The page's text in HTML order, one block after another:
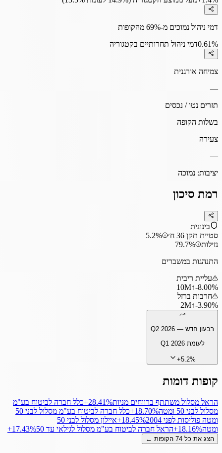
דמי ניהול נמוכים מ-69% מהקופות
0.61%דמי ניהול תחרותיים בקטגוריה
צמיחה אורגנית
—
תזרים נטו / נכסים
בשלות הקופה
צעירה
—
יציבות: נמוכה
רמת סיכון
בינונית
סטיית תקן 36 ח׳
5.2%
נזילות
79.7%
התנהגות במשברים
עליית ריבית
‎-8.00%
↑
10M
חרבות ברזל
‎-3.90%
↑
2M
רבעון חדש — Q2 2026
לעומתQ1 2026
+5.2%
קופות דומות
הראל מסלול משתתף ברווחים מניות‎+28.41%כלל חברה לביטוח בע"מ
מסלול לבני 50 ומטה
‎+18.70%
כלל חברה לביטוח בע"מ מסלול לבני 50
ומטה פוליסות לפני 2004
‎+18.45%
איילון מסלול לבני 50
ומטה‎+18.16%הראל חברה לביטוח בע"מ מסלול לגילאי עד 50 ‎+17.43%
הצג את כל 74 הקופות ←